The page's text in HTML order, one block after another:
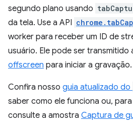
segundo plano usando
da tela. Use a API
worker para receber um ID de
usuário. Ele pode ser transmitido
offscreen para iniciar a gravação.
Confira nosso guia atualizado do
saber como ele funciona ou,
consulte a amostra Captura de